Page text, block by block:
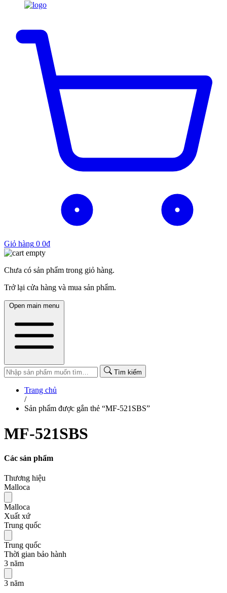
Giỏ hàng 0 0₫
Chưa có sản phẩm trong giỏ hàng.
Trở lại cửa hàng và mua sản phẩm.
Open main menu
Tìm kiếm
Trang chủ
/
Sản phẩm được gắn thẻ “MF-521SBS”
MF-521SBS
Các sản phẩm
Thương hiệu
Malloca
Malloca
Xuất xứ
Trung quốc
Trung quốc
Thời gian bảo hành
3 năm
3 năm